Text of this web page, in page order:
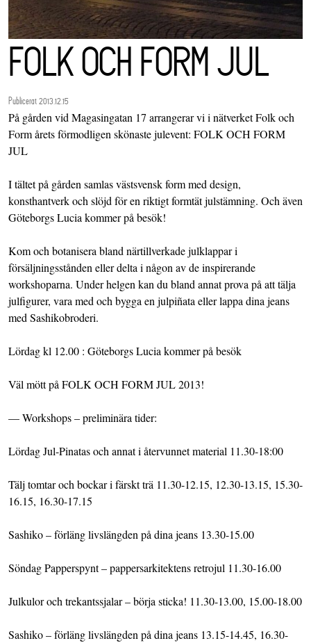
FOLK OCH FORM JUL
Publicerat 2013.12.15
På gården vid Magasingatan 17 arrangerar vi i nätverket Folk och
Form årets förmodligen skönaste julevent: FOLK OCH FORM
JUL
I tältet på gården samlas västsvensk form med design,
konsthantverk och slöjd för en riktigt formtät julstämning. Och även
Göteborgs Lucia kommer på besök!
Kom och botanisera bland närtillverkade julklappar i
försäljningsstånden eller delta i någon av de inspirerande
workshoparna. Under helgen kan du bland annat prova på att tälja
julfigurer, vara med och bygga en julpiñata eller lappa dina jeans
med Sashikobroderi.
Lördag kl 12.00 : Göteborgs Lucia kommer på besök
Väl mött på FOLK OCH FORM JUL 2013!
— Workshops – preliminära tider:
Lördag Jul-Pinatas och annat i återvunnet material 11.30-18:00
Tälj tomtar och bockar i färskt trä 11.30-12.15, 12.30-13.15, 15.30-
16.15, 16.30-17.15
Sashiko – förläng livslängden på dina jeans 13.30-15.00
Söndag Papperspynt – pappersarkitektens retrojul 11.30-16.00
Julkulor och trekantssjalar – börja sticka! 11.30-13.00, 15.00-18.00
Sashiko – förläng livslängden på dina jeans 13.15-14.45, 16.30-